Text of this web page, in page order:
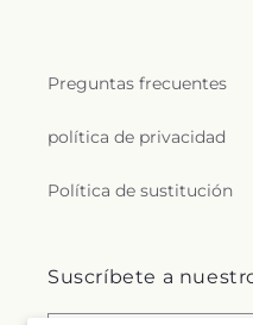
e
n
a
Preguntas frecuentes
política de privacidad
Política de sustitución
Suscríbete a